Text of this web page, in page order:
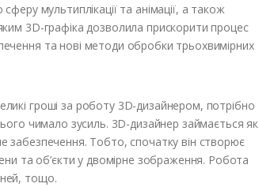
мультиплікації та анімації, а також
3D-графіка дозволила прискорити процес
та нові методи обробки трьохвимірних
гроші за роботу 3D-дизайнером, потрібно
чимало зусиль. 3D-дизайнер займається як
забезпечення. Тобто, спочатку він створює
та об’єкти у двомірне зображення. Робота
тощо.